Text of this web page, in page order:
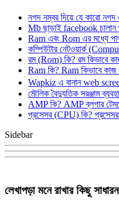
নগদ নম্বর দিয়ে যে কারো
Mb ছাড়াই facebook চালান
Ram এবং Rom এর মধ্যে
কম্পিউটার নেটওয়ার্ক
রম (Rom) কি? রম কিভাবে
Ram কি? Ram কিভাবে কাজ
Wapkiz এ বানান web
মৌলিক বৈদ্যুতিক সরঞ্জাম
AMP কি? AMP ব্লগার
প্রসেসর (CPU) কি? প্রসেসর
Sidebar
লেখাপড়া মনে রাখার কিছু